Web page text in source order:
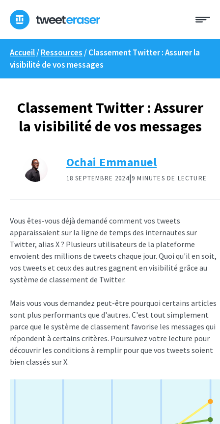
content
Accueil/Ressources /Classement Twitter : Assurer la
visibilité de vos messages
Classement Twitter : Assurer
la visibilité de vos messages
Ochai Emmanuel
18 SEPTEMBRE 2024|9 MINUTES DE LECTURE
Vous êtes-vous déjà demandé comment vos tweets
apparaissaient sur la ligne de temps des internautes sur
Twitter, alias X ? Plusieurs utilisateurs de la plateforme
envoient des millions de tweets chaque jour. Quoi qu'il en soit,
vos tweets et ceux des autres gagnent en visibilité grâce au
système de classement de Twitter.
Mais vous vous demandez peut-être pourquoi certains articles
sont plus performants que d'autres. C'est tout simplement
parce que le système de classement favorise les messages qui
répondent à certains critères. Poursuivez votre lecture pour
découvrir les conditions à remplir pour que vos tweets soient
bien classés sur X.